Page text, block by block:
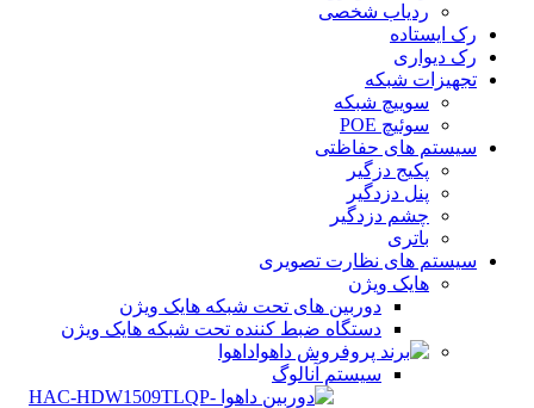
ردیاب شخصی
رک ایستاده
رک دیواری
تجهیزات شبکه
سوییچ شبکه
سوئیچ POE
سیستم های حفاظتی
پکیج دزگیر
پنل دزدگیر
چشم دزدگیر
باتری
سیستم های نظارت تصویری
هایک ویژن
دوربین های تحت شبکه هایک ویژن
دستگاه ضبط کننده تحت شبکه هایک ویژن
داهوا
سیستم آنالوگ